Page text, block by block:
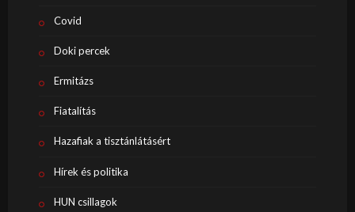
Covid
Doki percek
Ermitázs
Fiatalítás
Hazafiak a tisztánlátásért
Hírek és politika
HUN csillagok